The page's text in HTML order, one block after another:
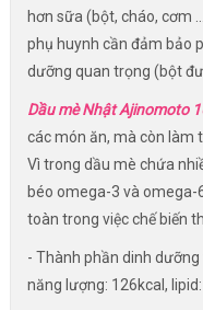
hơn sữa (bột, cháo, cơm
phụ huynh cần đảm bảo
dưỡng quan trọng (bột
Dầu mè Nhật Ajinomoto
các món ăn, mà còn làm
Vì trong dầu mè chứa
béo omega-3 và omega-
toàn trong việc chế biến
- Thành phần dinh
năng lượng: 126kcal,